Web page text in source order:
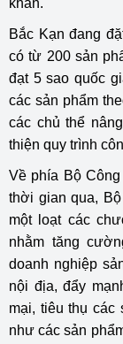
khăn.
Bắc Kạn đang
có từ 200 sản
đạt 5 sao quốc
các sản phẩm
các chủ thể
thiện quy trình
Về phía Bộ
thời gian qua,
một loạt các
nhằm tăng
doanh nghiệp
nội địa, đẩy
mại, tiêu thụ các
như các sản